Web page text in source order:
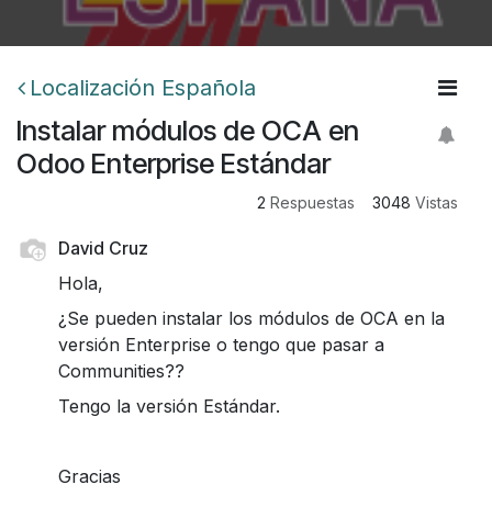
Localización Española
Instalar módulos de OCA en
Odoo Enterprise Estándar
2 Respuestas 3048 Vistas
David Cruz
Hola,
¿Se pueden instalar los módulos de OCA en la
versión Enterprise o tengo que pasar a
Communities??
Tengo la versión Estándar.
Gracias